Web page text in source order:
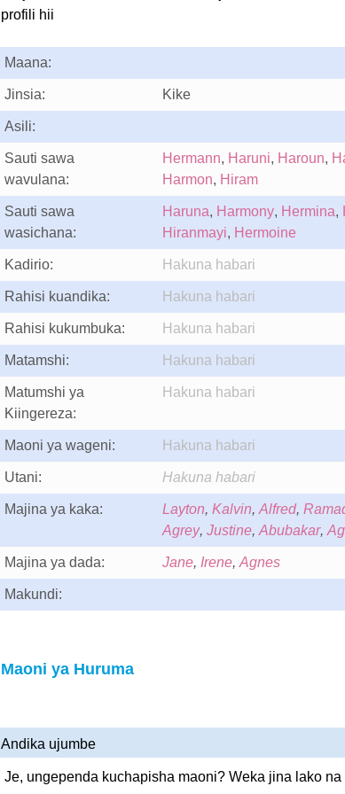
profili hii
Maana:
Jinsia: Kike
Asili:
Sauti sawa
wavulana:
Hermann, Haruni, Haroun,
Harmon, Hiram
Sauti sawa
wasichana:
Haruna, Harmony, Hermina,
Hiranmayi, Hermoine
Kadirio: Hakuna habari
Rahisi kuandika: Hakuna habari
Rahisi kukumbuka: Hakuna habari
Matamshi: Hakuna habari
Matumshi ya
Kiingereza:
Hakuna habari
Maoni ya wageni: Hakuna habari
Utani: Hakuna habari
Majina ya kaka: Layton, Kalvin, Alfred,
Agrey, Justine, Abubakar,
Majina ya dada: Jane, Irene, Agnes
Makundi:
Maoni ya Huruma
Andika ujumbe
Je, ungependa kuchapisha maoni? Weka jina lako